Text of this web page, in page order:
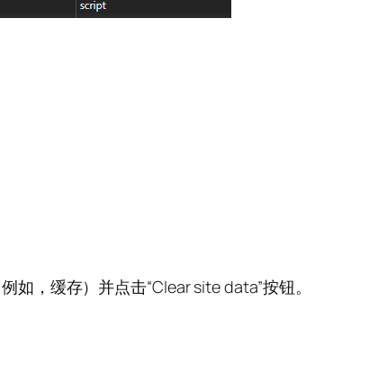
，缓存）并点击“Clear site data”按钮。